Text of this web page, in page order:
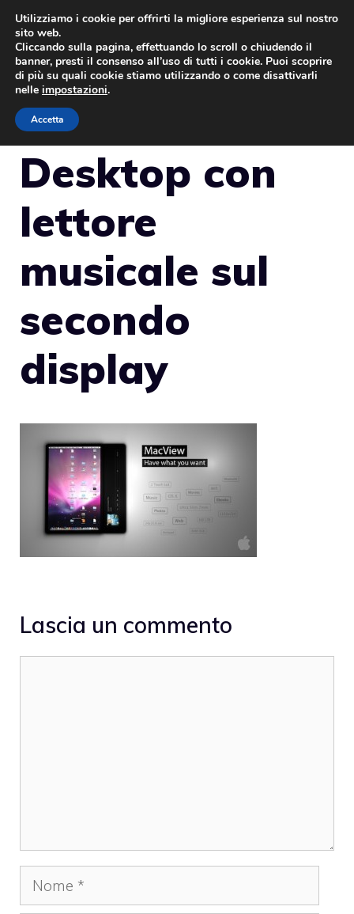
Vai
contenuto
Desktop con
lettore
musicale sul
secondo
display
Lascia un commento
Nome
Utilizziamo i cookie per offrirti la migliore esperienza sul nostro
sito web.
Cliccando sulla pagina, effettuando lo scroll o chiudendo il
banner, presti il consenso all’uso di tutti i cookie. Puoi scoprire
di più su quali cookie stiamo utilizzando o come disattivarli
nelle impostazioni.
Accetta